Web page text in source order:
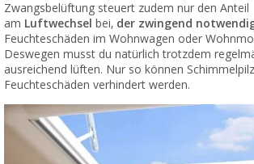
Zwangsbelüftung steuert zudem nur den Anteil
am Luftwechsel bei, der zwingend
Feuchteschäden im Wohnwagen oder
Deswegen musst du natürlich trotzdem
ausreichend lüften. Nur so können
Feuchteschäden verhindert werden.